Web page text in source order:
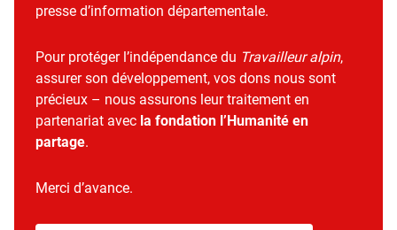
presse d’information départementale.
Pour protéger l’indépendance du Travailleur alpin,
assurer son développement, vos dons nous sont
précieux – nous assurons leur traitement en
partenariat avec la fondation l’Humanité en
partage.
Merci d’avance.